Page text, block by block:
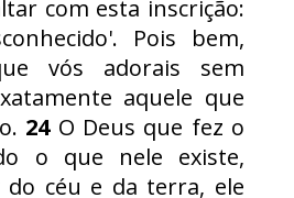
com esta inscrição:
Pois bem,
vós adorais sem
aquele que
24O Deus que fez o
o que nele existe,
do céu e da terra, ele